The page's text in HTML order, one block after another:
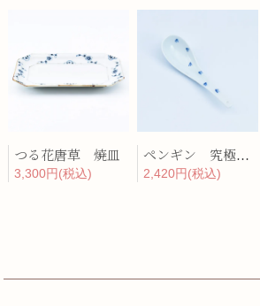
つる花唐草 焼皿
3,300円(税込)
ペンギン 究極のレンゲ
2,420円(税込)